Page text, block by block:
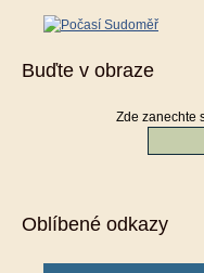
Buďte v obraze
Zde zanechte
Oblíbené odkazy